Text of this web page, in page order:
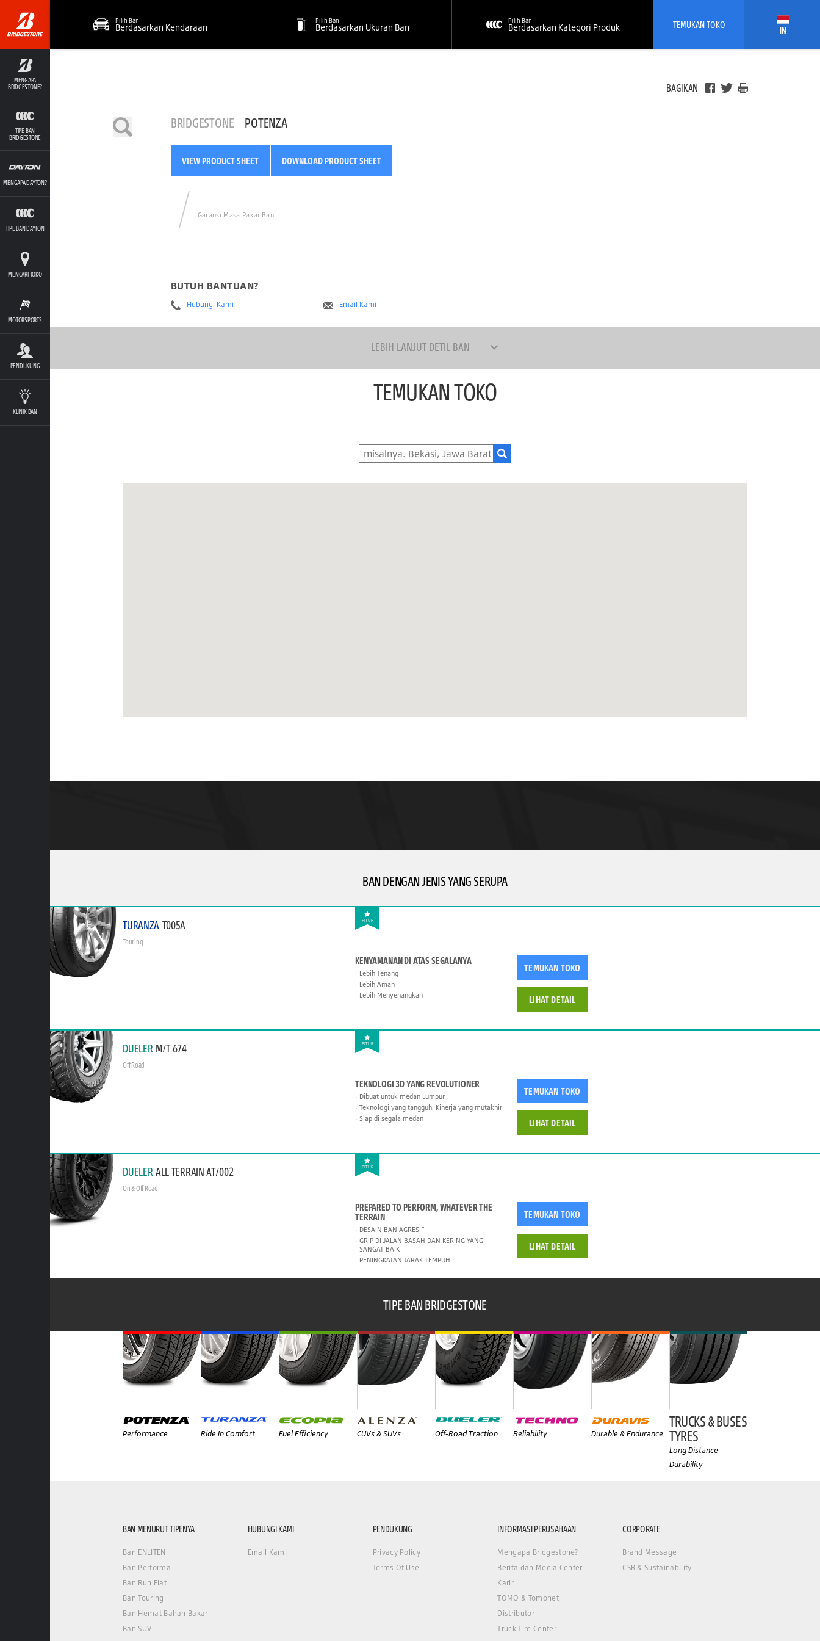
MENGAPA
BRIDGESTONE?
TIPE BAN
BRIDGESTONE
MENGAPA DAYTON?
TIPE BAN DAYTON
MENCARI TOKO
MOTORSPORTS
PENDUKUNG
KLINIK BAN
Pilih Ban
Berdasarkan Kendaraan
Pilih Ban
Berdasarkan Ukuran Ban
Pilih Ban
Berdasarkan Kategori Produk TEMUKAN TOKO IN
BAGIKAN
BRIDGESTONE POTENZA
VIEW PRODUCT SHEET DOWNLOAD PRODUCT SHEET
Garansi Masa Pakai Ban
BUTUH BANTUAN?
Hubungi Kami Email Kami
LEBIH LANJUT DETIL BAN
TEMUKAN TOKO
BAN DENGAN JENIS YANG SERUPA
FITUR
TURANZA T005A
Touring
KENYAMANAN DI ATAS SEGALANYA
Lebih Tenang
Lebih Aman
Lebih Menyenangkan
TEMUKAN TOKO
LIHAT DETAIL
FITUR
DUELER M/T 674
Off Road
TEKNOLOGI 3D YANG REVOLUTIONER
Dibuat untuk medan Lumpur
Teknologi yang tangguh, Kinerja yang mutakhir
Siap di segala medan
TEMUKAN TOKO
LIHAT DETAIL
FITUR
DUELER ALL TERRAIN AT/002
On & Off Road
PREPARED TO PERFORM, WHATEVER THE
TERRAIN
DESAIN BAN AGRESIF
GRIP DI JALAN BASAH DAN KERING YANG
SANGAT BAIK
PENINGKATAN JARAK TEMPUH
TEMUKAN TOKO
LIHAT DETAIL
TIPE BAN BRIDGESTONE
Performance Ride In Comfort Fuel Efficiency CUVs & SUVs Off-Road Traction Reliability Durable & Endurance
TRUCKS & BUSES
TYRES
Long Distance
Durability
BAN MENURUT TIPENYA
Ban ENLITEN
Ban Performa
Ban Run Flat
Ban Touring
Ban Hemat Bahan Bakar
Ban SUV
HUBUNGI KAMI
Email Kami
PENDUKUNG
Privacy Policy
Terms Of Use
INFORMASI PERUSAHAAN
Mengapa Bridgestone?
Berita dan Media Center
Karir
TOMO & Tomonet
Distributor
Truck Tire Center
CORPORATE
Brand Message
CSR & Sustainability